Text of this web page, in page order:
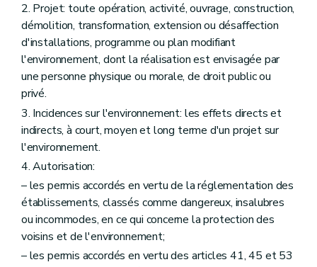
2. Projet: toute opération, activité, ouvrage, construction,
démolition, transformation, extension ou désaffection
d'installations, programme ou plan modifiant
l'environnement, dont la réalisation est envisagée par
une personne physique ou morale, de droit public ou
privé.
3. Incidences sur l'environnement: les effets directs et
indirects, à court, moyen et long terme d'un projet sur
l'environnement.
4. Autorisation:
– les permis accordés en vertu de la réglementation des
établissements, classés comme dangereux, insalubres
ou incommodes, en ce qui concerne la protection des
voisins et de l'environnement;
– les permis accordés en vertu des articles 41, 45 et 53